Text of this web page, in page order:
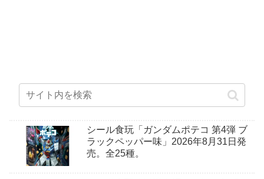
シール食玩「ガンダムポテコ 第4弾 ブ
ラックペッパー味」2026年8月31日発
売。全25種。